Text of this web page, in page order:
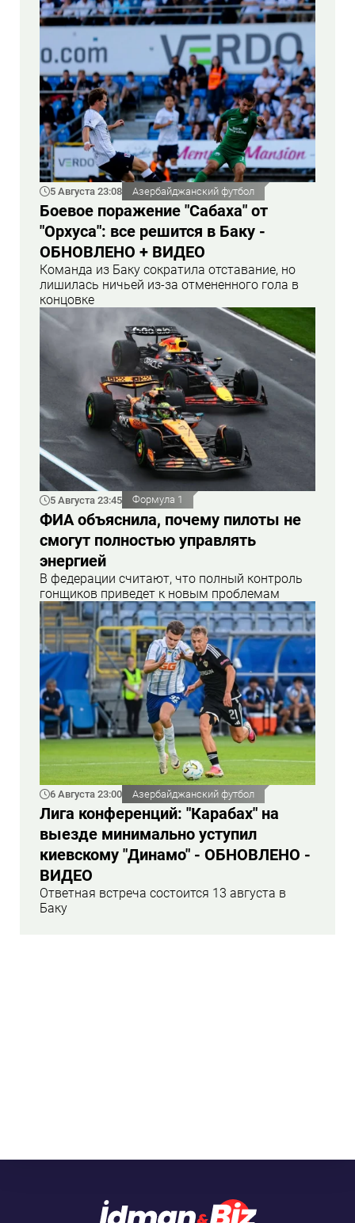
5 Августа 23:08 Азербайджанский футбол
Боевое поражение "Сабаха" от
"Орхуса": все решится в Баку -
ОБНОВЛЕНО + ВИДЕО
Команда из Баку сократила отставание, но
лишилась ничьей из-за отмененного гола в
концовке
5 Августа 23:45 Формула 1
ФИА объяснила, почему пилоты не
смогут полностью управлять
энергией
В федерации считают, что полный контроль
гонщиков приведет к новым проблемам
6 Августа 23:00 Азербайджанский футбол
Лига конференций: "Карабах" на
выезде минимально уступил
киевскому "Динамо" - ОБНОВЛЕНО -
ВИДЕО
Ответная встреча состоится 13 августа в
Баку